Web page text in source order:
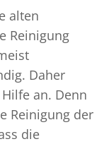
alten
Reinigung
Daher
an. Denn
Reinigung der
die